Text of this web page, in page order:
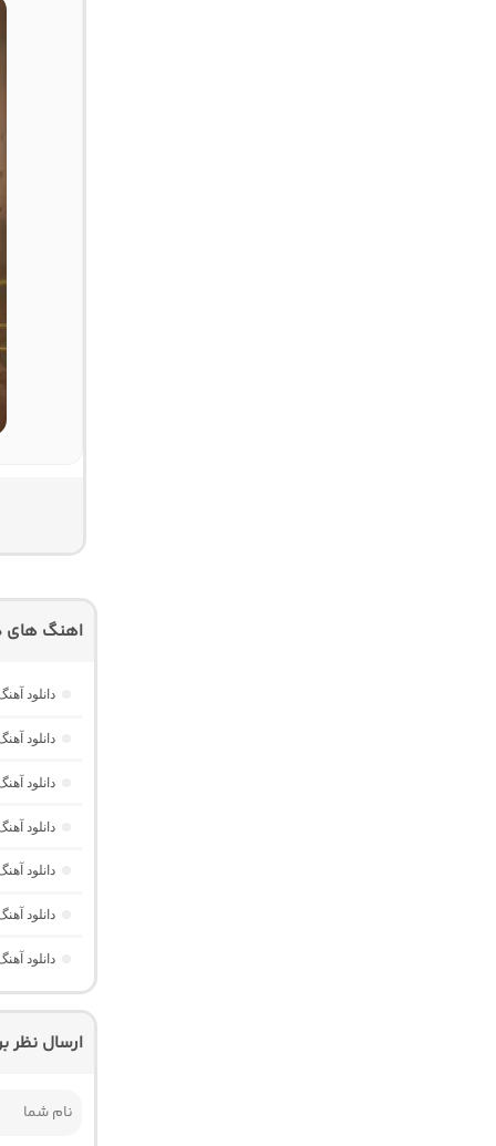
اهنگ های
دانلود
دانلود
دانلود
دانلود
دانلود
دانلود
دانلود
ارسال نظر